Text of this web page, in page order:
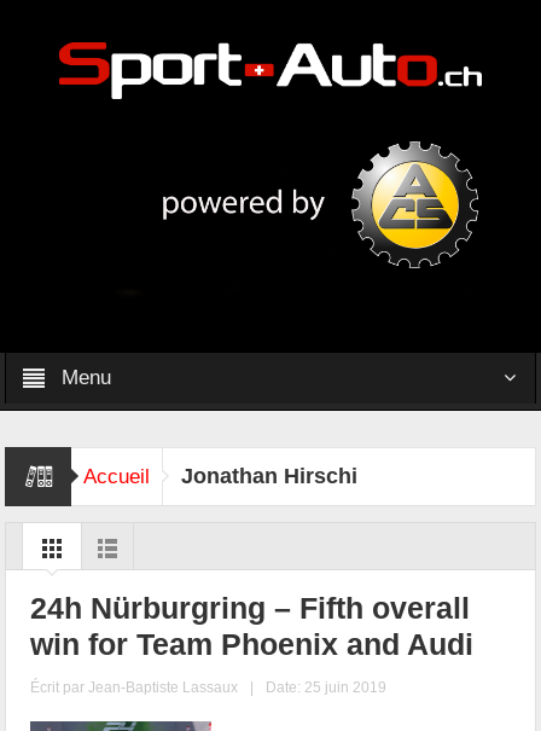
Menu
Accueil Jonathan Hirschi
24h Nürburgring – Fifth overall
win for Team Phoenix and Audi
Écrit parJean-Baptiste Lassaux | Date: 25 juin 2019